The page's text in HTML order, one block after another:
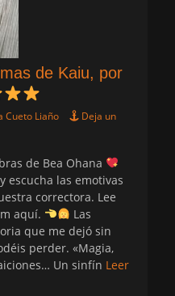
de Kaiu, por
Cueto Liaño
Deja un
de Bea Ohana
escucha las emotivas
correctora. Lee
aquí.
Las
que me dejó sin
perder. «Magia,
Un sinfín Leer